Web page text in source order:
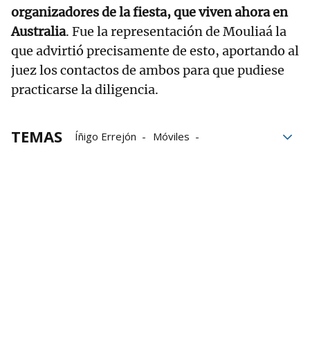
organizadores de la fiesta, que viven ahora en
Australia. Fue la representación de Mouliaá la
que advirtió precisamente de esto, aportando al
juez los contactos de ambos para que pudiese
practicarse la diligencia.
TEMAS Íñigo Errejón
Móviles